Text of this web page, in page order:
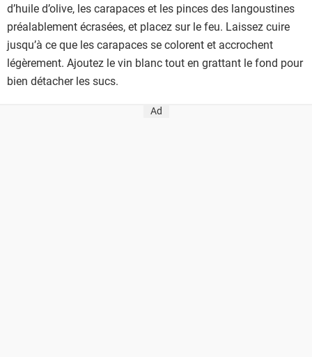
d’huile d’olive, les carapaces et les pinces des langoustines
préalablement écrasées, et placez sur le feu. Laissez cuire
jusqu’à ce que les carapaces se colorent et accrochent
légèrement. Ajoutez le vin blanc tout en grattant le fond pour
bien détacher les sucs.
Ad